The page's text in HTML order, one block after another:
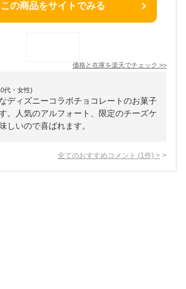
この商品をサイトでみる
価格と在庫を楽天でチェック >>
代・女性)
ディズニーコラボチョコレートのお菓子
。人気のアルフォート、限定のチーズケ
しいので喜ばれます。
全てのおすすめコメント (1 件) >